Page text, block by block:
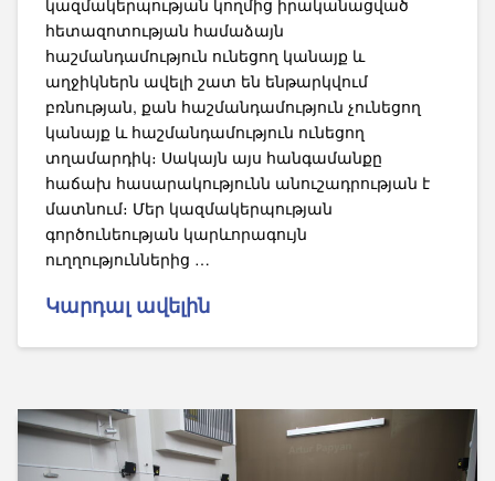
հետազոտության համաձայն
հաշմանդամություն ունեցող կանայք և
աղջիկներն ավելի շատ են ենթարկվում
բռնության, քան հաշմանդամություն չունեցող
կանայք և հաշմանդամություն ունեցող
տղամարդիկ։ Սակայն այս հանգամանքը
հաճախ հասարակությունն անուշադրության է
մատնում։ Մեր կազմակերպության
գործունեության կարևորագույն
ուղղություններից …
Կարդալ ավելին